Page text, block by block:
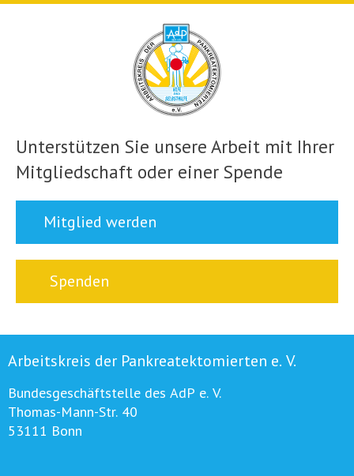
Unterstützen Sie unsere Arbeit mit Ihrer
Mitgliedschaft oder einer Spende
Mitglied werden
Spenden
Arbeitskreis der Pankreatektomierten e. V.
Bundesgeschäftstelle des AdP e. V.
Thomas-Mann-Str. 40
53111 Bonn